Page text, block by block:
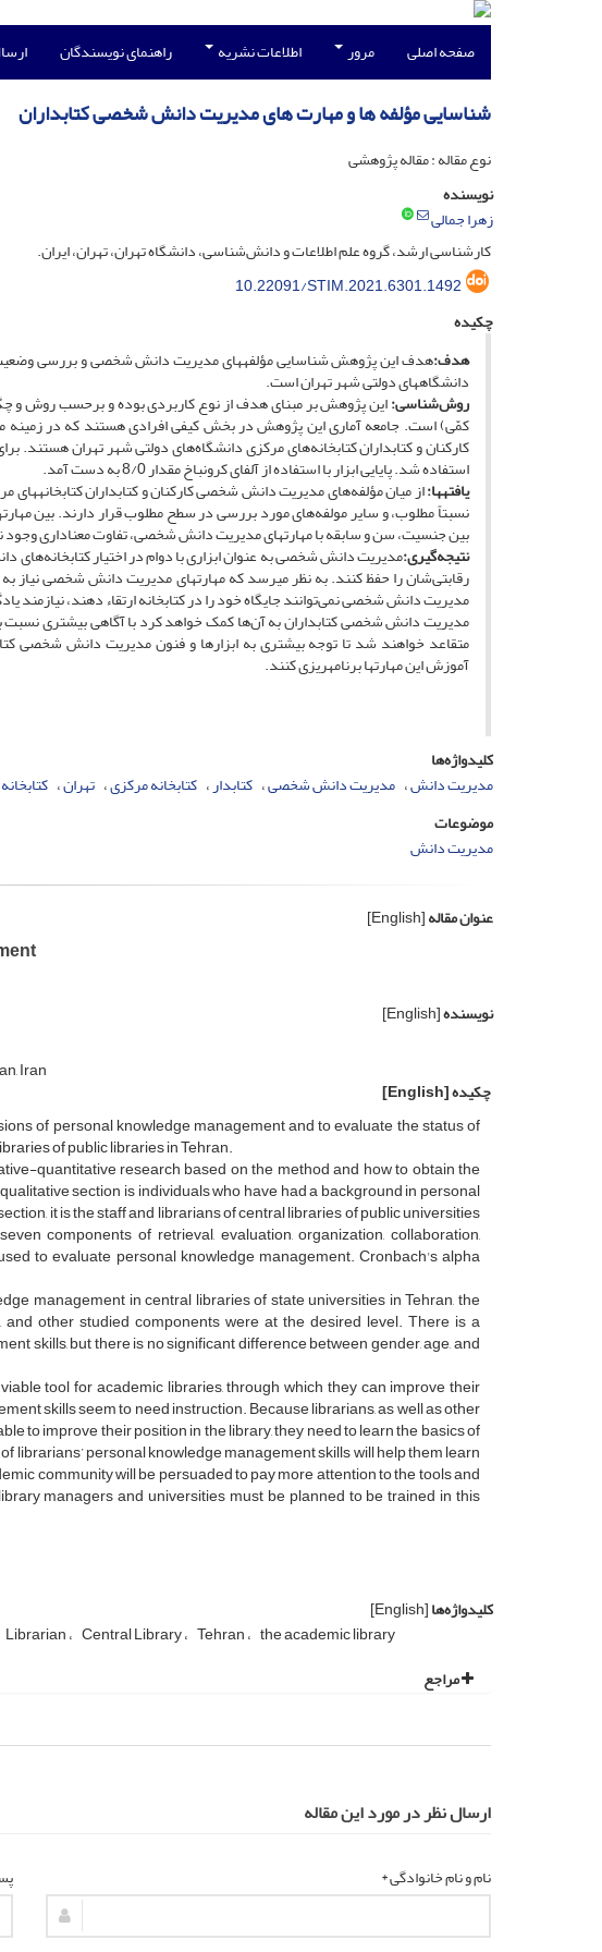
صفحه اصلی مرور اطلاعات نشریه راهنمای نویسندگان
شناسایی ‏مؤلفه‏ ها و ‏مهارت‏ های مدیریت دانش شخصی ‏کتابداران
نوع مقاله : مقاله پژوهشی
نویسنده
زهرا جمالی
کارشناسی ارشد، گروه علم اطلاعات و دانش‌شناسی، دانشگاه تهران، تهران، ایران.
10.22091/STIM.2021.6301.1492
چکیده
هدف:هدف این پژوهش شناسایی ‏مؤلفه‏های مدیریت دانش شخصی و بررسی وضعیت
دانشگاه‏های دولتی شهر تهران است.
روش‌شناسی:این پژوهش بر مبنای هدف از نوع کاربردی بوده و برحسب روش و
کمّی) است. جامعه آماری این پژوهش در بخش کیفی افرادی هستند که در
کارکنان و کتابداران کتابخانه‌های مرکزی دانشگاه‌های دولتی شهر تهران
استفاده شد. پایایی ابزار با استفاده از آلفای کرونباخ مقدار 8/0 به دست آمد.
یافته‏ها:از میان مؤلفه‌‌های مدیریت دانش شخصی کارکنان و کتابداران
نسبتاً مطلوب، و سایر مولفه‌های مورد بررسی در سطح مطلوب قرار دارند. بین
بین جنسیت، سن و سابقه با ‏مهارت‏های مدیریت دانش شخصی، تفاوت معناداری وجود
نتیجه‌گیری:مدیریت دانش شخصی به عنوان ابزاری با دوام در اختیار
رقابتی‌شان را حفظ کنند. به نظر می‏رسد که ‏مهارت‏های مدیریت دانش شخصی نیاز به
مدیریت دانش شخصی نمی‌توانند جایگاه خود را در کتابخانه ارتقاء دهند،
مدیریت دانش شخصی کتابداران به آن‌ها کمک خواهد کرد با آگاهی بیشتری نسبت
متقاعد خواهند شد تا توجه بیشتری به ابزارها و فنون مدیریت دانش شخصی
آموزش این ‏مهارت‏ها برنامه‏ریزی کنند.
کلیدواژه‌ها
مدیریت دانش مدیریت دانش شخصی کتابدار کتابخانه‏ مرکزی تهران
موضوعات
مدیریت دانش
عنوان مقاله[English]
نویسنده[English]
Iran
چکیده[English]
of personal knowledge management and to evaluate the status of
of public libraries in Tehran.
quantitative research based on the method and how to obtain the
section is individuals who have had a background in personal
it is the staff and librarians of central libraries of public universities
components of retrieval, evaluation, organization, collaboration,
to evaluate personal knowledge management. Cronbach's alpha
management in central libraries of state universities in Tehran, the
other studied components were at the desired level. There is a
skills, but there is no significant difference between gender, age, and
tool for academic libraries, through which they can improve their
skills seem to need instruction. Because librarians, as well as other
to improve their position in the library, they need to learn the basics of
personal knowledge management skills will help them learn
community will be persuaded to pay more attention to the tools and
managers and universities must be planned to be trained in this
کلیدواژه‌ها[English]
Librarian Central Library Tehran the academic library
مراجع
ارسال نظر در مورد این مقاله
نام و نام خانوادگی *